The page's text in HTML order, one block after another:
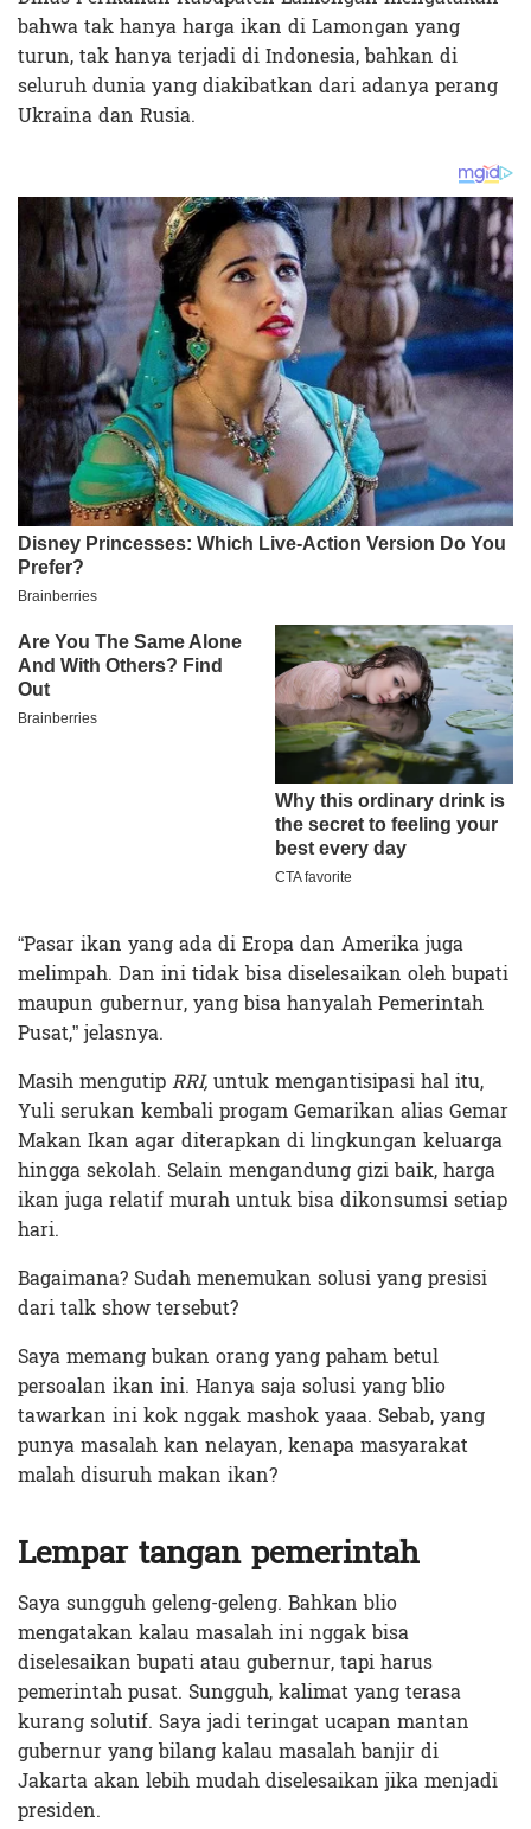
bahwa tak hanya harga ikan di Lamongan yang
turun, tak hanya terjadi di Indonesia, bahkan di
seluruh dunia yang diakibatkan dari adanya perang
Ukraina dan Rusia.
“Pasar ikan yang ada di Eropa dan Amerika juga
melimpah. Dan ini tidak bisa diselesaikan oleh bupati
maupun gubernur, yang bisa hanyalah Pemerintah
Pusat,” jelasnya.
Masih mengutipRRI,untuk mengantisipasi hal itu,
Yuli serukan kembali progam Gemarikan alias Gemar
Makan Ikan agar diterapkan di lingkungan keluarga
hingga sekolah. Selain mengandung gizi baik, harga
ikan juga relatif murah untuk bisa dikonsumsi setiap
hari.
Bagaimana? Sudah menemukan solusi yang presisi
dari talk show tersebut?
Saya memang bukan orang yang paham betul
persoalan ikan ini. Hanya saja solusi yang blio
tawarkan ini kok nggak mashok yaaa. Sebab, yang
punya masalah kan nelayan, kenapa masyarakat
malah disuruh makan ikan?
Lempar tangan pemerintah
Saya sungguh geleng-geleng. Bahkan blio
mengatakan kalau masalah ini nggak bisa
diselesaikan bupati atau gubernur, tapi harus
pemerintah pusat. Sungguh, kalimat yang terasa
kurang solutif. Saya jadi teringat ucapan mantan
gubernur yang bilang kalau masalah banjir di
Jakarta akan lebih mudah diselesaikan jika menjadi
presiden.